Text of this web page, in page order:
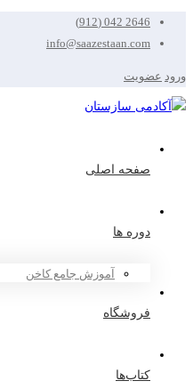
2646 042 (912)
info@saazestaan.com
ورود عضویت
صفحه اصلی
دوره ها
آموزش جامع کاخن
فروشگاه
کتاب‌ها